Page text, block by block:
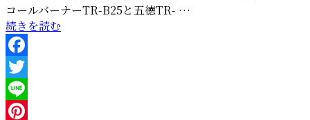
コールバーナーTR-B25と五徳TR- …
“Trangia（ト
ラ
ン
ギ
ア）
ア
続きを読む
Facebook
Twitter
Line